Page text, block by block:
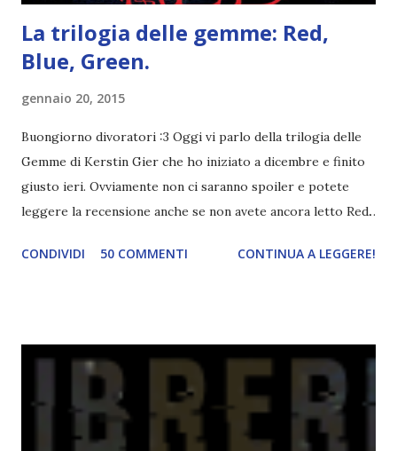
La trilogia delle gemme: Red,
Blue, Green.
gennaio 20, 2015
Buongiorno divoratori :3 Oggi vi parlo della trilogia delle
Gemme di Kerstin Gier che ho iniziato a dicembre e finito
giusto ieri. Ovviamente non ci saranno spoiler e potete
leggere la recensione anche se non avete ancora letto Red.
Green sono state delle letture molto piacevoli ma non
potete capire le mie aspettative! Innanzitutto, se la Gier o
probabilmente lo avrei apprezzato molto di più. Red è
molto introduttivo, nel senso che in trecento pagine non
CONDIVIDI 50 COMMENTI CONTINUA A LEGGERE!